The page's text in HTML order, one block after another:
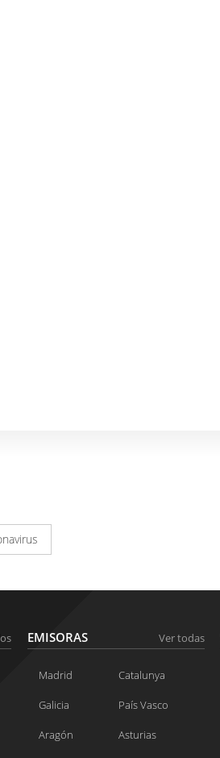
EMISORAS Ver todas
Madrid Catalunya
Galicia País Vasco
Aragón Asturias